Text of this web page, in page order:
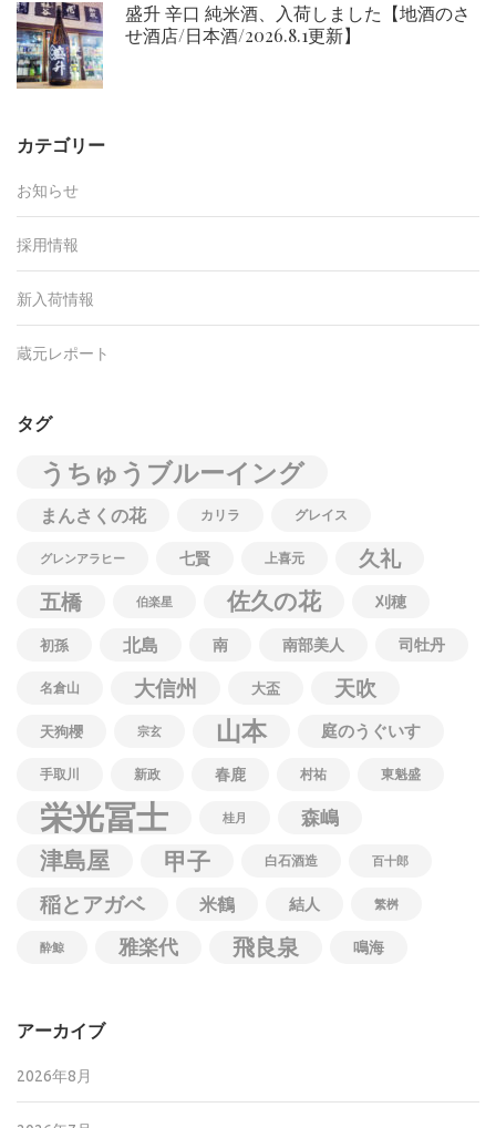
盛升 辛口 純米酒、入荷しました【地酒のさ
せ酒店/日本酒/2026.8.1更新】
カテゴリー
お知らせ
採用情報
新入荷情報
蔵元レポート
タグ
うちゅうブルーイング
まんさくの花 カリラ グレイス
グレンアラヒー 七賢 上喜元
久礼
五橋
伯楽星 佐久の花 刈穂
初孫 北島 南 南部美人 司牡丹
名倉山 大信州 大盃 天吹
天狗櫻 宗玄 山本 庭のうぐいす
手取川 新政 春鹿 村祐 東魁盛
栄光冨士 桂月 森嶋
津島屋 甲子 白石酒造 百十郎
稲とアガベ 米鶴 結人 繁桝
酔鯨 雅楽代 飛良泉 鳴海
アーカイブ
2026年8月